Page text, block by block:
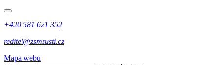
+420 581 621 352
reditel@zsmsusti.cz
Mapa webu